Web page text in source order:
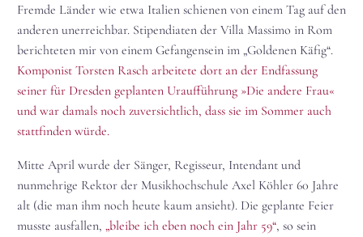
Fremde Länder wie etwa Italien schienen von einem Tag auf den
anderen unerreichbar. Stipendiaten der Villa Massimo in Rom
berichteten mir von einem Gefangensein im „Goldenen Käfig“.
Komponist Torsten Rasch arbeitete dort an der Endfassung
seiner für Dresden geplanten Uraufführung »Die andere Frau«
und war damals noch zuversichtlich, dass sie im Sommer auch
stattfinden würde.
Mitte April wurde der Sänger, Regisseur, Intendant und
nunmehrige Rektor der Musikhochschule Axel Köhler 60 Jahre
alt (die man ihm noch heute kaum ansieht). Die geplante Feier
musste ausfallen, „bleibe ich eben noch ein Jahr 59“, so sein